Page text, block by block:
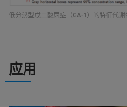
低分泌型戊二酸尿症（GA-1）的特征代谢
应用